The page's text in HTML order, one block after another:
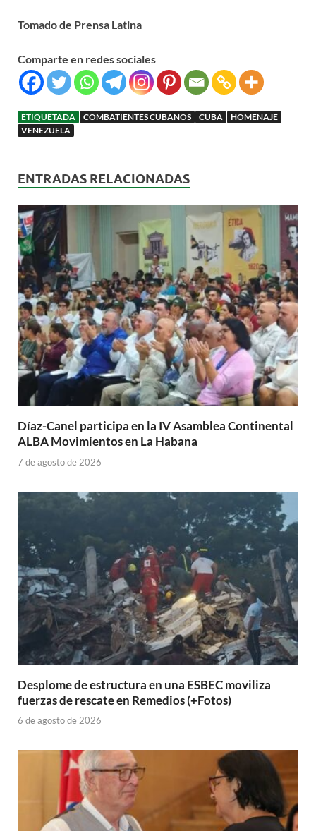
Tomado de Prensa Latina
Comparte en redes sociales
ETIQUETADA COMBATIENTES CUBANOS CUBA
HOMENAJE
VENEZUELA
ENTRADAS RELACIONADAS
Díaz-Canel participa en la IV Asamblea Continental
ALBA Movimientos en La Habana
7 de agosto de 2026
Desplome de estructura en una ESBEC moviliza
fuerzas de rescate en Remedios (+Fotos)
6 de agosto de 2026